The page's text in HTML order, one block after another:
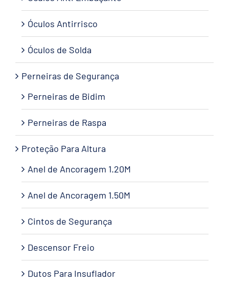
Óculos Antirrisco
Óculos de Solda
Perneiras de Segurança
Perneiras de Bidim
Perneiras de Raspa
Proteção Para Altura
Anel de Ancoragem 1.20M
Anel de Ancoragem 1.50M
Cintos de Segurança
Descensor Freio
Dutos Para Insuflador